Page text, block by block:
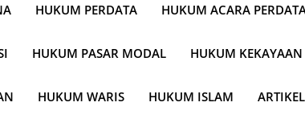
HUKUM PERDATA HUKUM ACARA
HUKUM PASAR MODAL HUKUM
HUKUM WARIS HUKUM ISLAM